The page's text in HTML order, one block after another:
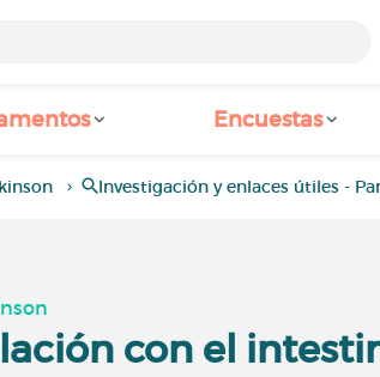
Encuestas
Investigación y enlaces útiles -
con el